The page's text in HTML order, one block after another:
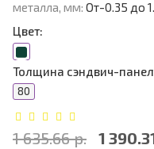
металла, мм: От-0.35 до
Цвет:
Толщина сэндвич-
80
1 635.66 р. 1